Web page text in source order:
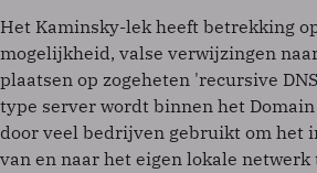
Het Kaminsky-lek heeft betrekking
mogelijkheid, valse verwijzingen
plaatsen op zogeheten 'recursive
type server wordt binnen het Domain
door veel bedrijven gebruikt om het
van en naar het eigen lokale netwerk